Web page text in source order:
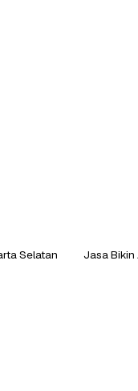
Selatan
Jasa Bikin